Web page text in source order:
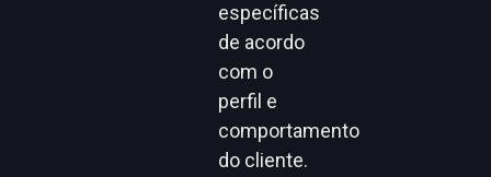
específicas
de acordo
com o
perfil e
comportamento
do cliente.